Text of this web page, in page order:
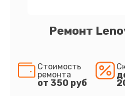
Ремонт
Стоимость
ремонта
от 350 руб